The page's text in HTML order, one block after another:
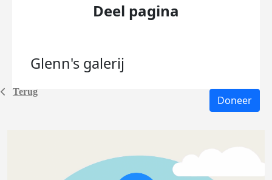
Terug
Deel pagina
Glenn's galerij
Doneer